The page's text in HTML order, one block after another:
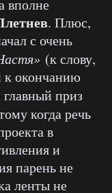
вполне
. Плюс,
с очень
(к слову,
к окончанию
приз
когда речь
в
и
парень не
ленты не